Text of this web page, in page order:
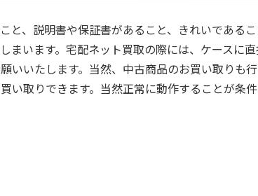
と、説明書や保証書があること、きれいである
まいます。宅配ネット買取の際には、ケースに
いいたします。当然、中古商品のお買い取りも
い取りできます。当然正常に動作することが条